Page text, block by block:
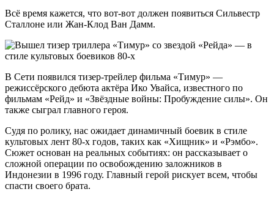
Всё время кажется, что вот-вот должен появиться Сильвестр
Сталлоне или Жан-Клод Ван Дамм.
В Сети появился тизер-трейлер фильма «Тимур» —
режиссёрского дебюта актёра Ико Увайса, известного по
фильмам «Рейд» и «Звёздные войны: Пробуждение силы». Он
также сыграл главного героя.
Судя по ролику, нас ожидает динамичный боевик в стиле
культовых лент 80‑х годов, таких как «Хищник» и «Рэмбо».
Сюжет основан на реальных событиях: он рассказывает о
сложной операции по освобождению заложников в
Индонезии в 1996 году. Главный герой рискует всем, чтобы
спасти своего брата.